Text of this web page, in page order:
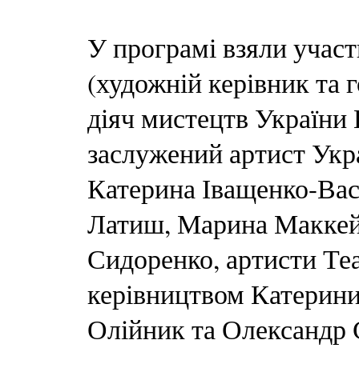
У програмі взяли
(художній керівник
діяч мистецтв
заслужений артист
Катерина Іващенко-
Латиш, Марина
Сидоренко, артисти
керівництвом
Олійник та Олександр